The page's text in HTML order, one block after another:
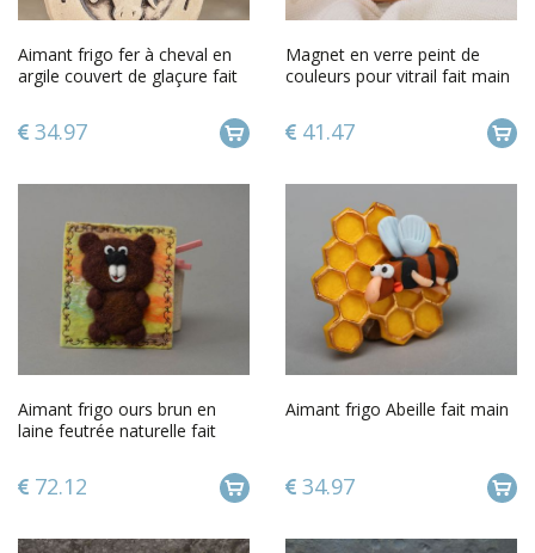
Aimant frigo fer à cheval en
argile couvert de glaçure fait
34.97
Magnet en verre peint de
couleurs pour vitrail fait main
41.47
Aimant frigo ours brun en
laine feutrée naturelle fait
72.12
Aimant frigo Abeille fait main
34.97